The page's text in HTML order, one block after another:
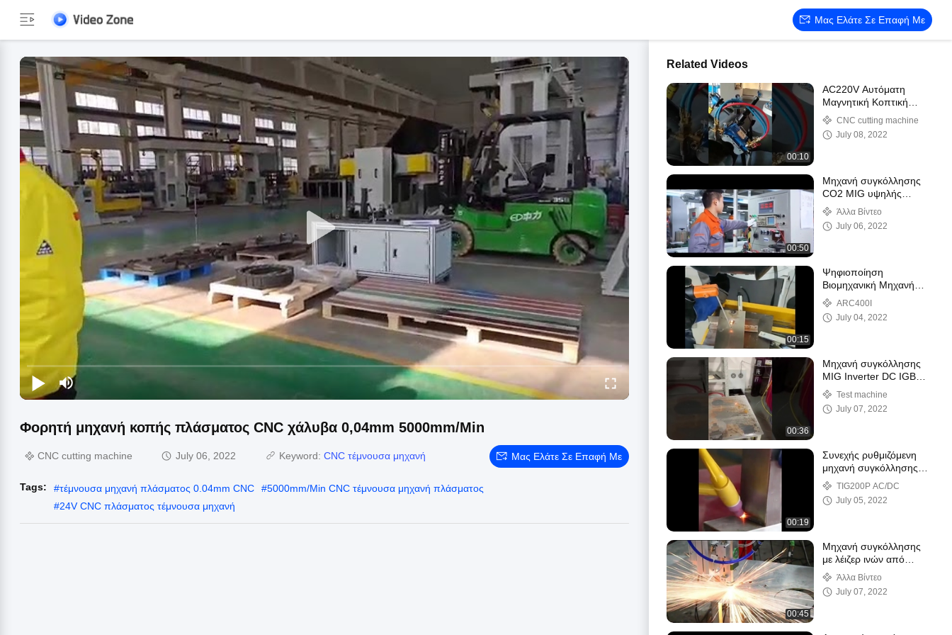
Μας Ελάτε Σε Επαφή Με
Φορητή μηχανή κοπής πλάσματος CNC χάλυβα 0,04mm 5000mm/Min
CNC cutting machine July 06, 2022 Keyword: CNC τέμνουσα μηχανή Μας Ελάτε Σε Επαφή Με
Tags: #τέμνουσα μηχανή πλάσματος 0.04mm CNC #5000mm/Min CNC τέμνουσα μηχανή πλάσματος
#24V CNC πλάσματος τέμνουσα μηχανή
Related Videos
00:10
AC220V Αυτόματη
Μαγνητική Κοπτική
Μηχανή Αερίου 50 -
750m/Min
CNC cutting machine
July 08, 2022
00:50
Μηχανή συγκόλλησης
CO2 MIG υψηλής
απόδοσης με
μετατροπέα σωλήνων
IGBT
Άλλα Βίντεο
July 06, 2022
00:15
Ψηφιοποίηση
Βιομηχανική Μηχανή
Συγκόλλησης Inverter
AC 380V Φορητό
ARC400I
July 04, 2022
00:36
Μηχανή συγκόλλησης
MIG Inverter DC IGBT
Tube 220V με
τροφοδότη καλωδίων
Test machine
July 07, 2022
00:19
Συνεχής ρυθμιζόμενη
μηχανή συγκόλλησης
TIG Inverter Pulse
Function
TIG200P AC/DC
July 05, 2022
00:45
Μηχανή συγκόλλησης
με λέιζερ ινών από
ανοξείδωτο χάλυβα
1500W 1070nm
Άλλα Βίντεο
July 07, 2022